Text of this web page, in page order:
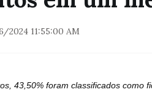
2024 11:55:00 AM
43,50% foram classificados como